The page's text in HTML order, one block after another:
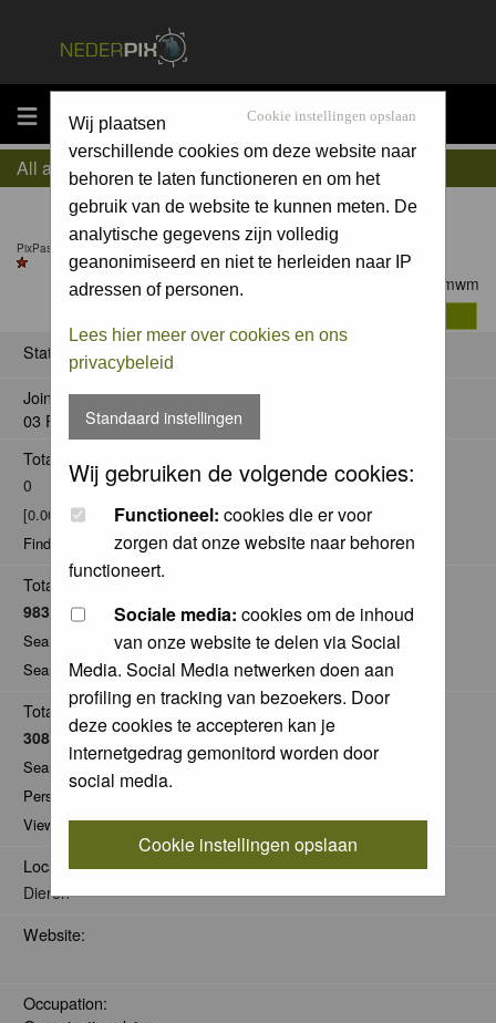
MENU Cookie instellingen opslaan
Wij plaatsen
verschillende cookies om deze website naar
behoren te laten functioneren en om het
gebruik van de website te kunnen meten. De
analytische gegevens zijn volledig
geanonimiseerd en niet te herleiden naar IP
adressen of personen.
Lees hier meer over cookies en ons
privacybeleid
Standaard instellingen
Wij gebruiken de volgende cookies:
Functioneel: cookies die er voor
zorgen dat onze website naar behoren
functioneert.
Sociale media: cookies om de inhoud
van onze website te delen via Social
Media. Social Media netwerken doen aan
profiling en tracking van bezoekers. Door
deze cookies te accepteren kan je
internetgedrag gemonitord worden door
social media.
Cookie instellingen opslaan
All about guidomwm
PixPas Pro till 26 Feb 2027
Contact guidomwm
Status
Joined:
03 Feb 2025
Total posts:
0
[0.00% of total / 0.00 posts per day]
Find all posts by guidomwm
Total Comments:
983
Search for comments by this user
Search for all nominations given by this user
Total Pics:
308
Search for pics made by guidomwm
Personal Gallery of guidomwm
View comments on pics of guidomwm
Location:
Dieren
Website:
Occupation: